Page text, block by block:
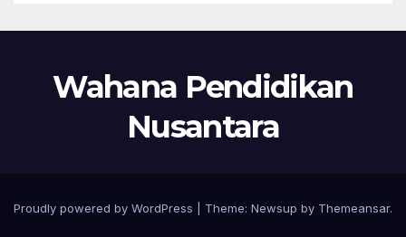
Wahana Pendidikan
Nusantara
Proudly powered by WordPress Theme: Newsup by Themeansar.